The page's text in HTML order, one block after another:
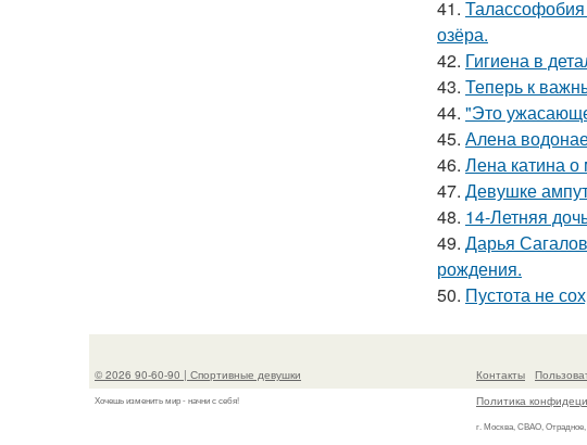
41.
озёра.
42. Гигиена в
43. Теперь к
44. "Это
45. Алена
46. Лена катина
47. Девушке
48. 14-Летняя
49. Дарья
рождения.
50. Пустота не
© 2026 90-60-90 | Спортивные девушки
Хочешь изменить мир - начни с себя!
Контакты
Политика
г. Москва, СВАО, Отрадное,